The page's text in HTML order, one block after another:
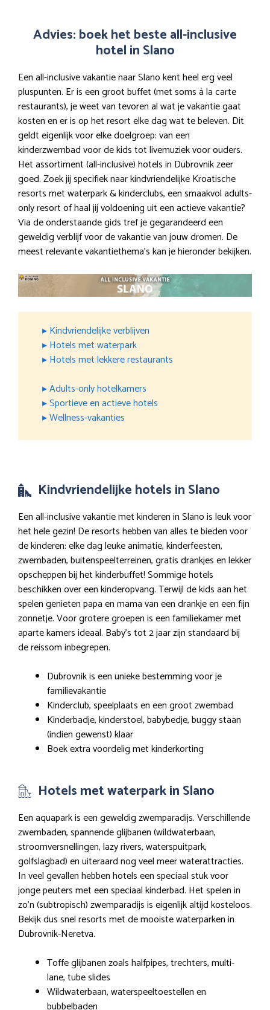
Advies: boek het beste all-inclusive
hotel in Slano
Een all-inclusive vakantie naar Slano kent heel erg veel
pluspunten. Er is een groot buffet (met soms à la carte
restaurants), je weet van tevoren al wat je vakantie gaat
kosten en er is op het resort elke dag wat te beleven. Dit
geldt eigenlijk voor elke doelgroep: van een
kinderzwembad voor de kids tot livemuziek voor ouders.
Het assortiment (all-inclusive) hotels in Dubrovnik zeer
goed. Zoek jij specifiek naar kindvriendelijke Kroatische
resorts met waterpark & kinderclubs, een smaakvol adults-
only resort of haal jij voldoening uit een actieve vakantie?
Via de onderstaande gids tref je gegarandeerd een
geweldig verblijf voor de vakantie van jouw dromen. De
meest relevante vakantiethema’s kan je hieronder bekijken.
▸ Kindvriendelijke verblijven
▸ Hotels met waterpark
▸ Hotels met lekkere restaurants
▸ Adults-only hotelkamers
▸ Sportieve en actieve hotels
▸ Wellness-vakanties
Kindvriendelijke hotels in Slano
Een all-inclusive vakantie met kinderen in Slano is leuk voor
het hele gezin! De resorts hebben van alles te bieden voor
de kinderen: elke dag leuke animatie, kinderfeesten,
zwembaden, buitenspeelterreinen, gratis drankjes en lekker
opscheppen bij het kinderbuffet! Sommige hotels
beschikken over een kinderopvang. Terwijl de kids aan het
spelen genieten papa en mama van een drankje en een fijn
zonnetje. Voor grotere groepen is een familiekamer met
aparte kamers ideaal. Baby’s tot 2 jaar zijn standaard bij
de reissom inbegrepen.
Dubrovnik is een unieke bestemming voor je
familievakantie
Kinderclub, speelplaats en een groot zwembad
Kinderbadje, kinderstoel, babybedje, buggy staan
(indien gewenst) klaar
Boek extra voordelig met kinderkorting
Hotels met waterpark in Slano
Een aquapark is een geweldig zwemparadijs. Verschillende
zwembaden, spannende glijbanen (wildwaterbaan,
stroomversnellingen, lazy rivers, waterspuitpark,
golfslagbad) en uiteraard nog veel meer waterattracties.
In veel gevallen hebben hotels een speciaal stuk voor
jonge peuters met een speciaal kinderbad. Het spelen in
zo’n (subtropisch) zwemparadijs is eigenlijk altijd kosteloos.
Bekijk dus snel resorts met de mooiste waterparken in
Dubrovnik-Neretva.
Toffe glijbanen zoals halfpipes, trechters, multi-
lane, tube slides
Wildwaterbaan, waterspeeltoestellen en